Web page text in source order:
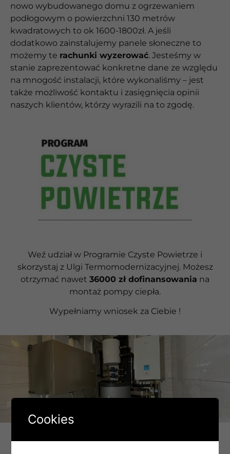
nowo wybudowanego domu z ogrzewaniem
podłogowym o powierzchni 130 metrów
kwadratowych to ok 1600-1800zł. A jeśli
dodatkowo zainstalujemy panele słoneczne to
możemy te rachunki wyzerować. Jesteśmy w
stanie zaprezentować konkretne dane ze względu
na mnogość instalacji, które wykonaliśmy – jest
także możliwość kontaktu i zasięgnięcia opinii
naszych klientów, którzy wyrazili na to zgodę.
Weź udział w Programie Czyste Powietrze i
skorzystaj z Ulgi Termomodernizacyjnej. Możesz
otrzymać nawet 36000 zł dofinansowania na
montaż pompy ciepła.
Wypełniamy wniosek za Ciebie !
DLACZEGO LICZBA MONTAŻY
Cookies